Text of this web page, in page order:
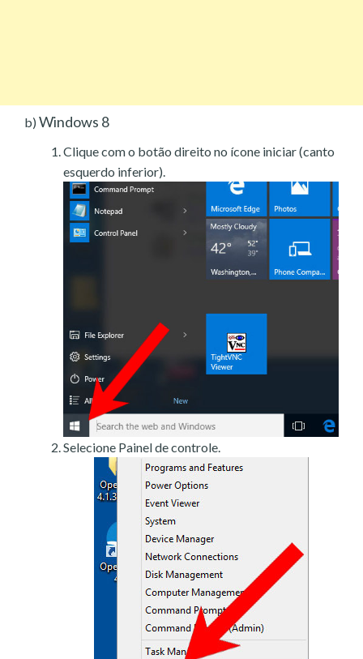
b) Windows 8
Clique com o botão direito no ícone iniciar (canto
esquerdo inferior).
Selecione Painel de controle.